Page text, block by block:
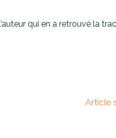
qui en a retrouvé la
Article